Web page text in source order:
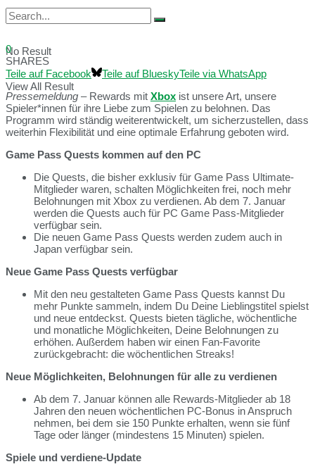
No Result
View All Result
0
SHARES
Teile auf Facebook
Teile auf BlueskyTeile via WhatsApp
Pressemeldung – Rewards mit Xbox ist unsere Art, unsere
Spieler*innen für ihre Liebe zum Spielen zu belohnen. Das
Programm wird ständig weiterentwickelt, um sicherzustellen, dass
weiterhin Flexibilität und eine optimale Erfahrung geboten wird.
Game Pass Quests kommen auf den PC
Die Quests, die bisher exklusiv für Game Pass Ultimate-
Mitglieder waren, schalten Möglichkeiten frei, noch mehr
Belohnungen mit Xbox zu verdienen. Ab dem 7. Januar
werden die Quests auch für PC Game Pass-Mitglieder
verfügbar sein.
Die neuen Game Pass Quests werden zudem auch in
Japan verfügbar sein.
Neue Game Pass Quests verfügbar
Mit den neu gestalteten Game Pass Quests kannst Du
mehr Punkte sammeln, indem Du Deine Lieblingstitel spielst
und neue entdeckst. Quests bieten tägliche, wöchentliche
und monatliche Möglichkeiten, Deine Belohnungen zu
erhöhen. Außerdem haben wir einen Fan-Favorite
zurückgebracht: die wöchentlichen Streaks!
Neue Möglichkeiten, Belohnungen für alle zu verdienen
Ab dem 7. Januar können alle Rewards-Mitglieder ab 18
Jahren den neuen wöchentlichen PC-Bonus in Anspruch
nehmen, bei dem sie 150 Punkte erhalten, wenn sie fünf
Tage oder länger (mindestens 15 Minuten) spielen.
Spiele und verdiene-Update